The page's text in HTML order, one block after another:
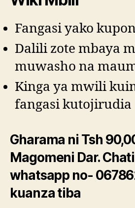
Fangasi yako
Dalili zote mbaya
muwasho na
Kinga ya mwili
fangasi kutojirudia
Gharama ni Tsh
Magomeni Dar.
whatsapp no-
kuanza tiba